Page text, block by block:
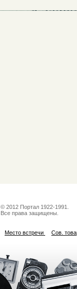
© 2012 Портал 1922-1991.
Все права защищены.
Место встречи Сов.